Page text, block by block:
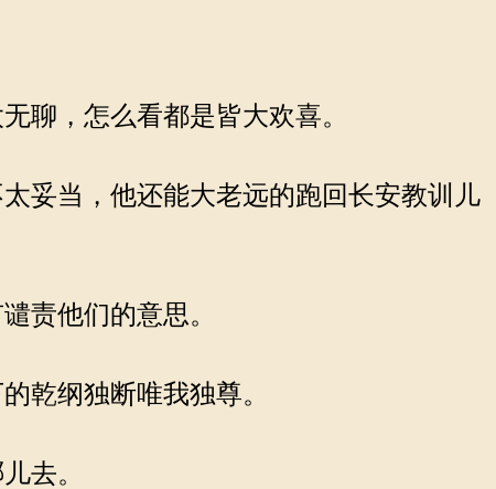
聊，怎么看都是皆大欢喜。
妥当，他还能大老远的跑回长安教训儿
责他们的意思。
乾纲独断唯我独尊。
去。